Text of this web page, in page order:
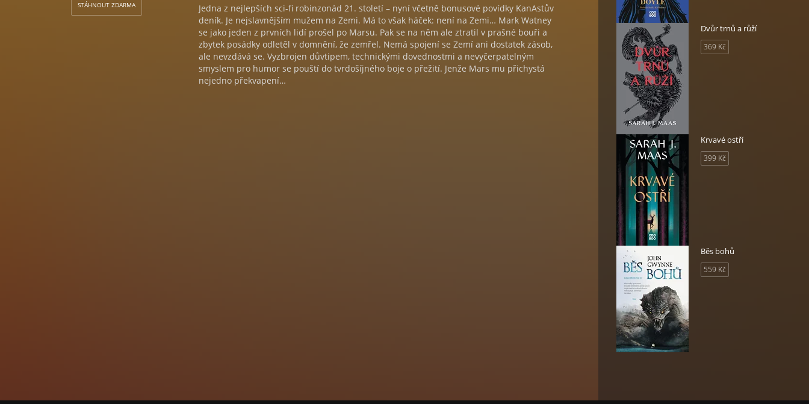
STÁHNOUT ZDARMA
Jedna z nejlepších sci-fi robinzonád 21. století – nyní včetně bonusové povídky KanAstův
deník. Je nejslavnějším mužem na Zemi. Má to však háček: není na Zemi… Mark Watney
se jako jeden z prvních lidí prošel po Marsu. Pak se na něm ale ztratil v prašné bouři a
zbytek posádky odletěl v domnění, že zemřel. Nemá spojení se Zemí ani dostatek zásob,
ale nevzdává se. Vyzbrojen důvtipem, technickými dovednostmi a nevyčerpatelným
smyslem pro humor se pouští do tvrdošíjného boje o přežití. Jenže Mars mu přichystá
nejedno překvapení…
Dvůr trnů a růží
369 Kč
Krvavé ostří
399 Kč
Běs bohů
559 Kč